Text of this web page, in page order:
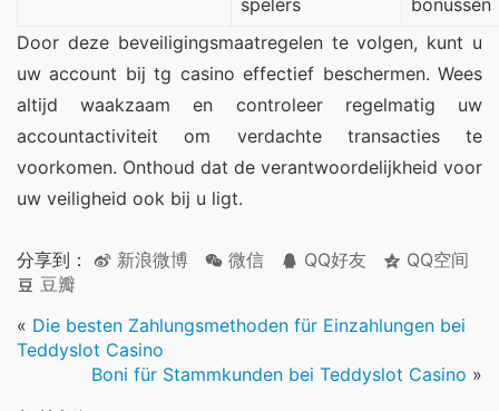
spelers
bonussen
Door deze beveiligingsmaatregelen te volgen, kunt u
uw account bij tg casino effectief beschermen. Wees
altijd waakzaam en controleer regelmatig uw
accountactiviteit om verdachte transacties te
voorkomen. Onthoud dat de verantwoordelijkheid voor
uw veiligheid ook bij u ligt.
分享到： 新浪微博 微信 QQ好友
QQ空间
豆瓣
« Die besten Zahlungsmethoden für Einzahlungen bei
Teddyslot Casino
Boni für Stammkunden bei Teddyslot Casino »